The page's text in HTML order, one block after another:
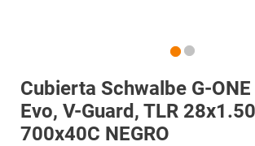
Cubierta Schwalbe G-ONE
Evo, V-Guard, TLR 28x1.50
700x40C NEGRO